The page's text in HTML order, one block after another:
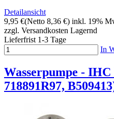
Detailansicht
9,95 €(Netto 8,36 €) inkl. 19%
zzgl. Versandkosten Lagernd
Lieferfrist 1-3 Tage
In
Wasserpumpe - IHC
718891R97,